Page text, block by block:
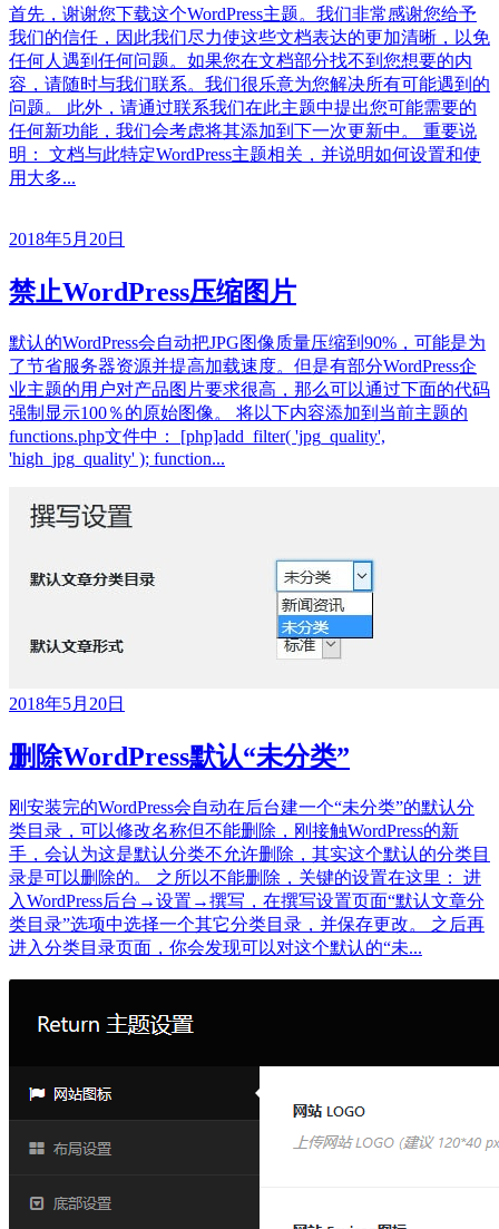
首先，谢谢您下载这个WordPress主题。我们非常感谢您给予
我们的信任，因此我们尽力使这些文档表达的更加清晰，以免
任何人遇到任何问题。如果您在文档部分找不到您想要的内
容，请随时与我们联系。我们很乐意为您解决所有可能遇到的
问题。 此外，请通过联系我们在此主题中提出您可能需要的
任何新功能，我们会考虑将其添加到下一次更新中。 重要说
明： 文档与此特定WordPress主题相关，并说明如何设置和使
用大多...
2018年5月20日
禁止WordPress压缩图片
默认的WordPress会自动把JPG图像质量压缩到90%，可能是为
了节省服务器资源并提高加载速度。但是有部分WordPress企
业主题的用户对产品图片要求很高，那么可以通过下面的代码
强制显示100％的原始图像。 将以下内容添加到当前主题的
functions.php文件中： [php]add_filter( 'jpg_quality',
'high_jpg_quality' ); function...
2018年5月20日
删除WordPress默认“未分类”
刚安装完的WordPress会自动在后台建一个“未分类”的默认分
类目录，可以修改名称但不能删除，刚接触WordPress的新
手，会认为这是默认分类不允许删除，其实这个默认的分类目
录是可以删除的。 之所以不能删除，关键的设置在这里： 进
入WordPress后台→设置→撰写，在撰写设置页面“默认文章分
类目录”选项中选择一个其它分类目录，并保存更改。 之后再
进入分类目录页面，你会发现可以对这个默认的“未...